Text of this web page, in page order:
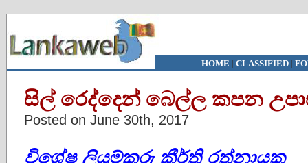
HOME | CLASSIFIED|
සිල් රෙද්දෙන් බෙල්ල කපන
Posted on June 30th, 2017
විශේෂ ලියුම්කරු කීර්ති රත්නායක